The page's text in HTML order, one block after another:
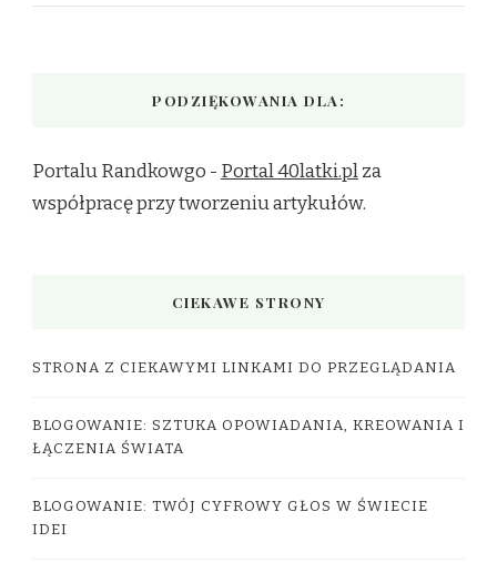
PODZIĘKOWANIA DLA:
Portalu Randkowgo - Portal 40latki.plza
współpracę przy tworzeniu artykułów.
CIEKAWE STRONY
STRONA Z CIEKAWYMI LINKAMI DO PRZEGLĄDANIA
BLOGOWANIE: SZTUKA OPOWIADANIA, KREOWANIA I
ŁĄCZENIA ŚWIATA
BLOGOWANIE: TWÓJ CYFROWY GŁOS W ŚWIECIE
IDEI